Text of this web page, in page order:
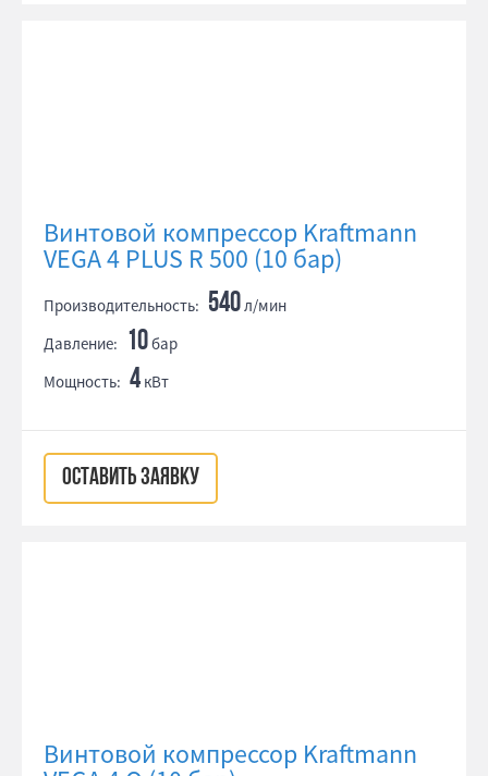
Винтовой компрессор Kraftmann
VEGA 4 PLUS R 500 (10 бар)
Производительность: 540л/мин
Давление: 10бар
Мощность: 4 кВт
ОСТАВИТЬ ЗАЯВКУ
Винтовой компрессор Kraftmann